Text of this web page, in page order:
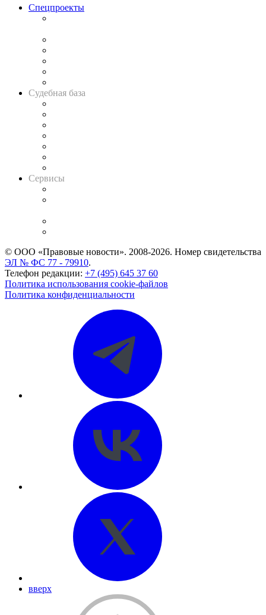
Спецпроекты
Судебная база
Сервисы
© ООО «Правовые новости». 2008-2026. Номер свидетельства
ЭЛ № ФС 77 - 79910.
Телефон редакции: +7 (495) 645 37 60
Политика использования cookie-файлов
Политика конфиденциальности
вверх